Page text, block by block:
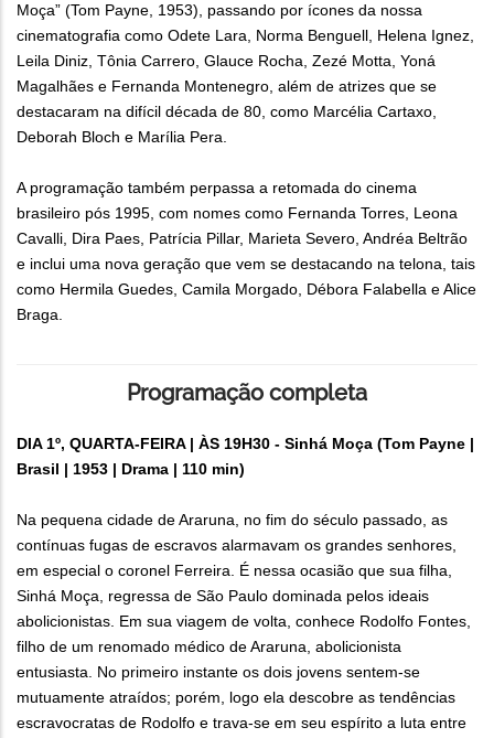
Moça” (Tom Payne, 1953), passando por ícones da nossa
cinematografia como Odete Lara, Norma Benguell, Helena Ignez,
Leila Diniz, Tônia Carrero, Glauce Rocha, Zezé Motta, Yoná
Magalhães e Fernanda Montenegro, além de atrizes que se
destacaram na difícil década de 80, como Marcélia Cartaxo,
Deborah Bloch e Marília Pera.
A programação também perpassa a retomada do cinema
brasileiro pós 1995, com nomes como Fernanda Torres, Leona
Cavalli, Dira Paes, Patrícia Pillar, Marieta Severo, Andréa Beltrão
e inclui uma nova geração que vem se destacando na telona, tais
como Hermila Guedes, Camila Morgado, Débora Falabella e Alice
Braga.
Programação completa
DIA 1º, QUARTA-FEIRA | ÀS 19H30 - Sinhá Moça (Tom Payne |
Brasil | 1953 | Drama | 110 min)
Na pequena cidade de Araruna, no fim do século passado, as
contínuas fugas de escravos alarmavam os grandes senhores,
em especial o coronel Ferreira. É nessa ocasião que sua filha,
Sinhá Moça, regressa de São Paulo dominada pelos ideais
abolicionistas. Em sua viagem de volta, conhece Rodolfo Fontes,
filho de um renomado médico de Araruna, abolicionista
entusiasta. No primeiro instante os dois jovens sentem-se
mutuamente atraídos; porém, logo ela descobre as tendências
escravocratas de Rodolfo e trava-se em seu espírito a luta entre